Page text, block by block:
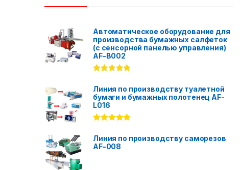
Автоматическое оборудование для
производства бумажных салфеток
(с сенсорной панелью управления)
AF-B002
out of 5
Линия по производству туалетной
бумаги и бумажных полотенец AF-
L016
out of 5
Линия по производству саморезов
AF-008